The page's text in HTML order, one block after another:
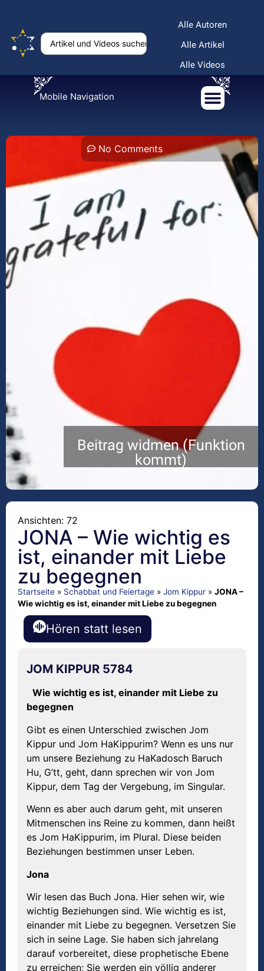
Alle Autoren
Alle Artikel
Alle Videos
Mobile Navigation
No Comments
Beitrag widmen (Funktion
kommt)
Ansichten: 72
JONA – Wie wichtig es
ist, einander mit Liebe
zu begegnen
Startseite » Schabbat und Feiertage » Jom Kippur » JONA –
Wie wichtig es ist, einander mit Liebe zu begegnen
Hören statt lesen
JOM KIPPUR 5784
Wie wichtig es ist, einander mit Liebe zu
begegnen
Gibt es einen Unterschied zwischen Jom
Kippur und Jom HaKippurim? Wenn es uns nur
um unsere Beziehung zu HaKadosch Baruch
Hu, G’tt, geht, dann sprechen wir von Jom
Kippur, dem Tag der Vergebung, im Singular.
Wenn es aber auch darum geht, mit unseren
Mitmenschen ins Reine zu kommen, dann heißt
es Jom HaKippurim, im Plural. Diese beiden
Beziehungen bestimmen unser Leben.
Jona
Wir lesen das Buch Jona. Hier sehen wir, wie
wichtig Beziehungen sind. Wie wichtig es ist,
einander mit Liebe zu begegnen. Versetzen Sie
sich in seine Lage. Sie haben sich jahrelang
darauf vorbereitet, diese prophetische Ebene
zu erreichen; Sie werden ein völlig anderer